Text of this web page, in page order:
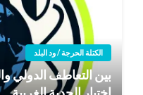
الكتلة الحرجة / ود البلد
بين التعاطف الدولي